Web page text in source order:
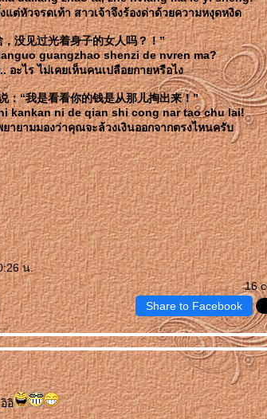
ต่หัวจรดเท้า สาวเจ้าจึงร้องด่าด้วยความหงุดหงิด
，没见过光着身子的女人吗？！”
guangzhao shenzi de nvren ma?
อะไร ไม่เคยเห็นคนเปลือยกายหรือไง
我是看看你的钱是从那儿掏出来！”
kankan ni de qian shi cong nar tao chu lai!
ยามมองว่าคุณจะล้วงเงินออกจากตรงไหนครับ
16
น.
Share to Facebook
อิ